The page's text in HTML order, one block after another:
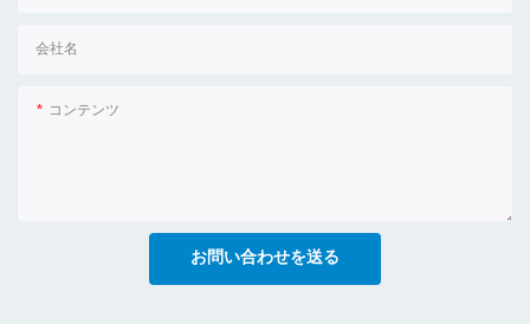
会社名
コンテンツ
お問い合わせを送る